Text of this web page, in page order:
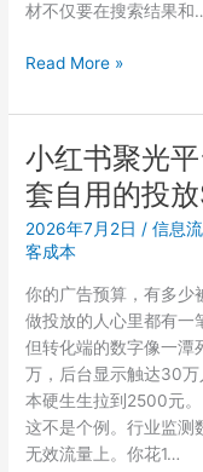
预
下
投
放
策
略
拆
解
材不仅要在搜索结果和
聚
平
台
广
告
效
果
先
检
查
这
3
个
关
Read More »
小红书聚光
套自用的投
2026年7月2日/信息
客成本
你的广告预算，有多少
做投放的人心里都有一
但转化端的数字像一潭
万，后台显示触达30
本硬生生拉到2500元。
这不是个例。行业监测
无效流量上。你花1…